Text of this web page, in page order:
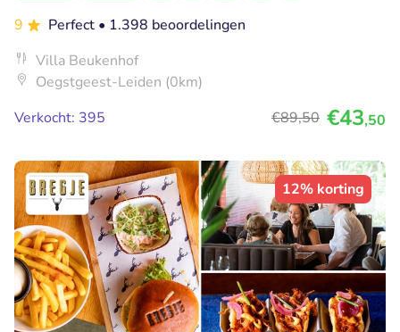
9
Perfect • 1.398 beoordelingen
Villa Beukenhof
Oegstgeest-Leiden (0km)
Verkocht: 395
€89,50 €43,50
12% korting